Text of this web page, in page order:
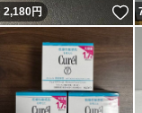
2,180円